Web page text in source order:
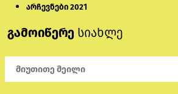
აკობიანს მოკვლით
მონიტორი: პირები,
თაღლითურ
არჩევნები 2021
გამოიწერე სიახლე